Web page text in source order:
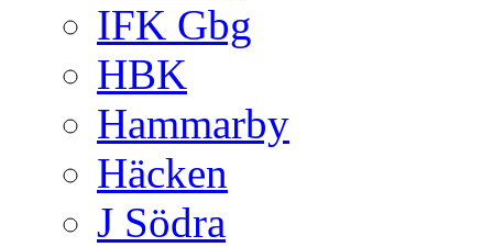
IFK Gbg
HBK
Hammarby
Häcken
J Södra